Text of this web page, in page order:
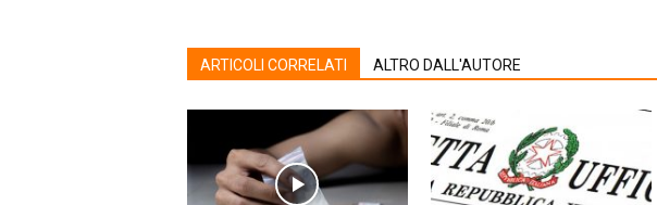
ARTICOLI CORRELATI ALTRO DALL'AUTORE